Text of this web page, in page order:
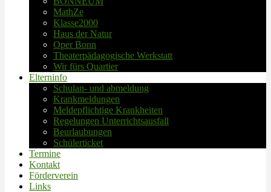
MathZe
Klasse2000
Haus der Natur
Oper Bonn
Theaterpädagogische Werkstatt
Wir fürs Quartier
Elterninfo
Schulan- und abmeldung
Krankmeldungen
Meldepflichtige Krankheiten
Regelungen Unterrichtsausfall
Beurlaubungen
Schülerticket
Termine
Kontakt
Förderverein
Links